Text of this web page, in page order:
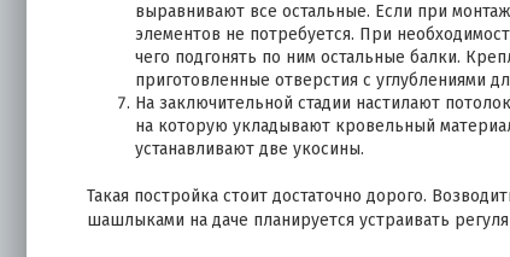
выравнивают все остальные. Если при
элементов не потребуется. При
чего подгонять по ним остальные балки.
приготовленные отверстия с углублениями
На заключительной стадии настилают
на которую укладывают кровельный
устанавливают две укосины.
Такая постройка стоит достаточно дорого.
шашлыками на даче планируется устраивать